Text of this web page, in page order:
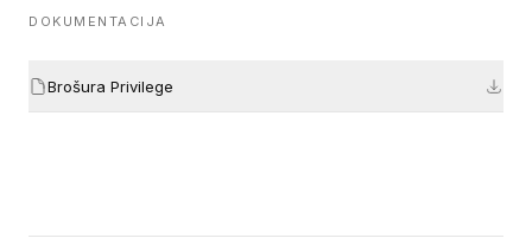
DOKUMENTACIJA
Brošura Privilege